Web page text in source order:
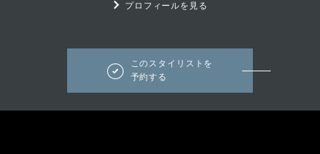
プロフィールを見る
このスタイリストを
予約する